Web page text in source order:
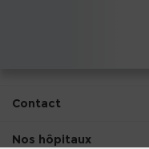
Contact
Nos hôpitaux